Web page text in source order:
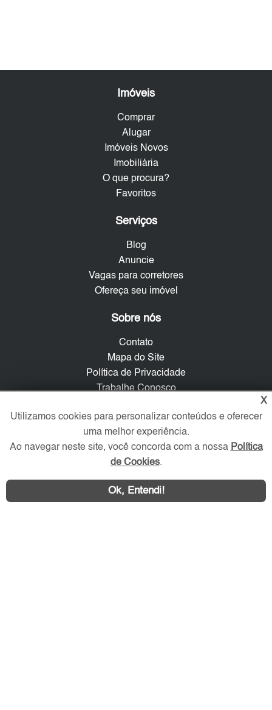
Imóveis
Comprar
Alugar
Imóveis Novos
Imobiliária
O que procura?
Favoritos
Serviços
Blog
Anuncie
Vagas para corretores
Ofereça seu imóvel
Sobre nós
Contato
Mapa do Site
Política de Privacidade
Trabalhe Conosco
Verificada por
Redes Sociais
X
Utilizamos cookies para personalizar conteúdos e oferecer
uma melhor experiência.
Ao navegar neste site, você concorda com a nossa Política
de Cookies.
Ok, Entendi!